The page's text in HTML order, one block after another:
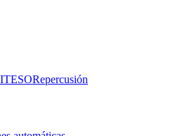
Repercusión